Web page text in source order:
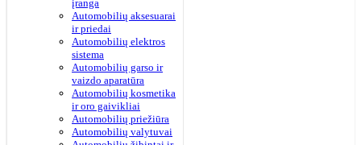
įranga
Automobilių aksesuarai
ir priedai
Automobilių elektros
sistema
Automobilių garso ir
vaizdo aparatūra
Automobilių kosmetika
ir oro gaivikliai
Automobilių priežiūra
Automobilių valytuvai